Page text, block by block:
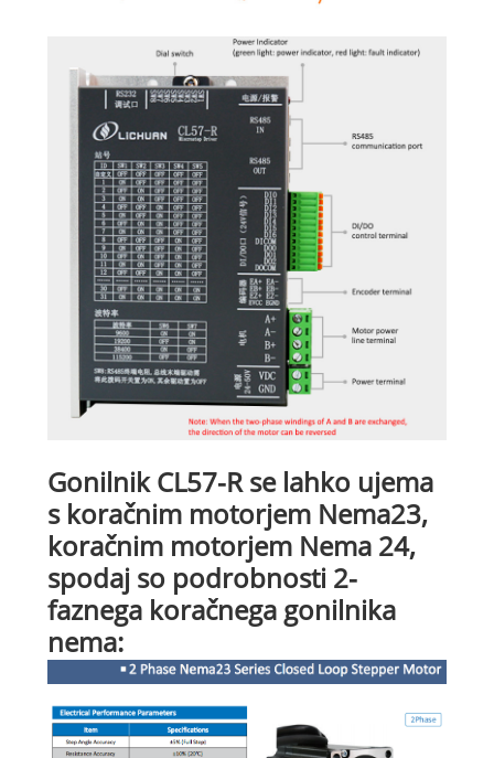
Gonilnik CL57-R se lahko ujema
s koračnim motorjem Nema23,
koračnim motorjem Nema 24,
spodaj so podrobnosti 2-
faznega koračnega gonilnika
nema: